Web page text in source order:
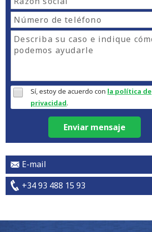
Sí, estoy de acuerdo con la política de
privacidad.
Enviar mensaje
E-mail
+34 93 488 15 93